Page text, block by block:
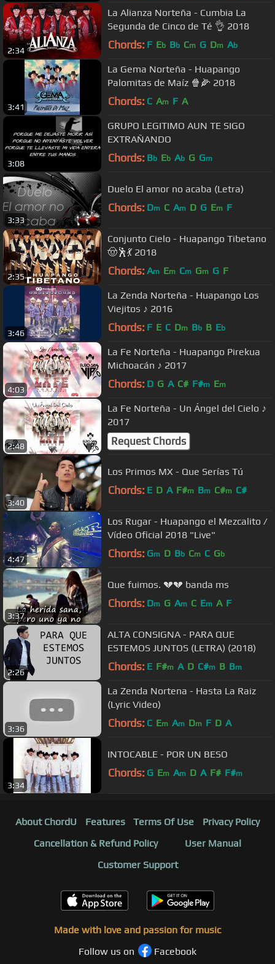
2:34
La Alianza Norteña - Cumbia La
Segunda de Cinco de Té 👌 2018
Chords: F Eb Bb Cm G Dm Ab
3:41
La Gema Norteña - Huapango
Palomitas de Maíz 🍿🌽 2018
Chords: C Am F A
3:08
GRUPO LEGITIMO AUN TE SIGO
EXTRAÑANDO
Chords: Bb Eb Ab G Gm
3:33
Duelo El amor no acaba (Letra)
Chords: Dm C Am D G Em F
2:35
Conjunto Cielo - Huapango Tibetano
🤠🕺💃 2018
Chords: Am Em Cm Gm G F
3:46
La Zenda Norteña - Huapango Los
Viejitos ♪ 2016
Chords: F E C Dm Bb B Eb
4:03
La Fe Norteña - Huapango Pirekua
Michoacán ♪ 2017
Chords: D G A C# F#m Em
2:48
La Fe Norteña - Un Ángel del Cielo ♪
2017
Request Chords
3:40
Los Primos MX - Que Serías Tú
Chords: E D A F#m Bm C#m C#
4:47
Los Rugar - Huapango el Mezcalito /
Vídeo Oficial 2018 "Live"
Chords: Gm D Bb Cm C Gb
3:37
Que fuimos. 💔💔 banda ms
Chords: Dm G Am C Em A F
2:26
ALTA CONSIGNA - PARA QUE
ESTEMOS JUNTOS (LETRA) (2018)
Chords: E F#m A D C#m B Bm
3:36
La Zenda Nortena - Hasta La Raiz
(Lyric Video)
Chords: C Em Am Dm F D A
3:34
INTOCABLE - POR UN BESO
Chords: G Em Am D A F# F#m
About ChordU Features Terms Of Use
Privacy Policy
Cancellation & Refund Policy
User Manual
Customer Support
Made with love and passion for music
Follow us on
Facebook